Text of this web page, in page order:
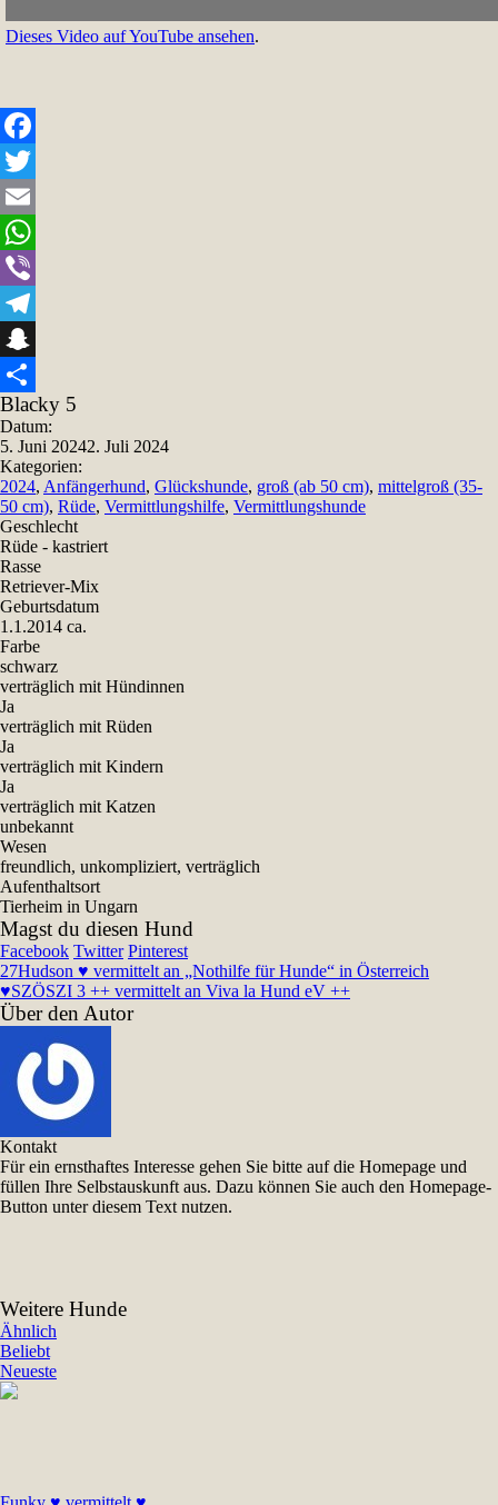
Dieses Video auf YouTube ansehen.
Facebook
Twitter
Email
WhatsApp
Viber
Telegram
Snapchat
Teilen
Blacky 5
Datum:
5. Juni 20242. Juli 2024
Kategorien:
2024, Anfängerhund, Glückshunde, groß (ab 50 cm), mittelgroß (35-
50 cm), Rüde, Vermittlungshilfe, Vermittlungshunde
Geschlecht
Rüde - kastriert
Rasse
Retriever-Mix
Geburtsdatum
1.1.2014 ca.
Farbe
schwarz
verträglich mit Hündinnen
Ja
verträglich mit Rüden
Ja
verträglich mit Kindern
Ja
verträglich mit Katzen
unbekannt
Wesen
freundlich, unkompliziert, verträglich
Aufenthaltsort
Tierheim in Ungarn
Magst du diesen Hund
Facebook Twitter Pinterest
27Hudson ♥ vermittelt an „Nothilfe für Hunde“ in Österreich
♥SZÖSZI 3 ++ vermittelt an Viva la Hund eV ++
Über den Autor
Kontakt
Für ein ernsthaftes Interesse gehen Sie bitte auf die Homepage und
füllen Ihre Selbstauskunft aus. Dazu können Sie auch den Homepage-
Button unter diesem Text nutzen.
Weitere Hunde
Ähnlich
Beliebt
Neueste